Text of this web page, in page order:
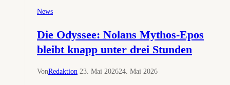
Streit
um
News
Die Odyssee: Nolans Mythos-Epos
bleibt knapp unter drei Stunden
VonRedaktion 23. Mai 202624. Mai 2026